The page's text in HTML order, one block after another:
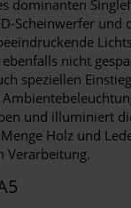
dominanten
Scheinwerfer und
nicht
speziellen
und illuminiert
Holz und
Verarbeitung.